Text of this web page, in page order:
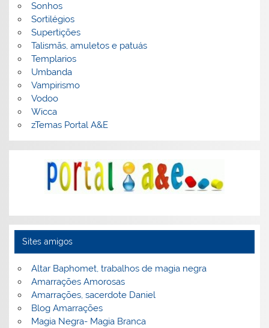
Sonhos
Sortilégios
Supertições
Talismãs, amuletos e patuás
Templarios
Umbanda
Vampirismo
Vodoo
Wicca
zTemas Portal A&E
Sites amigos
Altar Baphomet, trabalhos de magia negra
Amarrações Amorosas
Amarrações, sacerdote Daniel
Blog Amarrações
Magia Negra- Magia Branca